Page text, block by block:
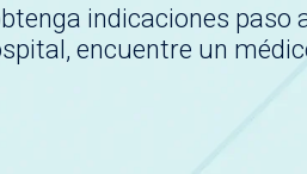
indicaciones paso
encuentre un